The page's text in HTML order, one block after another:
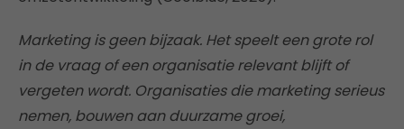
Marketing is geen bijzaak. Het speelt een grote rol
in de vraag of een organisatie relevant blijft of
vergeten wordt. Organisaties die marketing serieus
nemen, bouwen aan duurzame groei,